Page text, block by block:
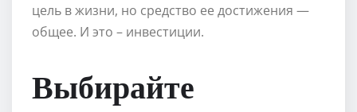
цель в жизни, но средство ее достижения —
общее. И это – инвестиции.
Выбирайте